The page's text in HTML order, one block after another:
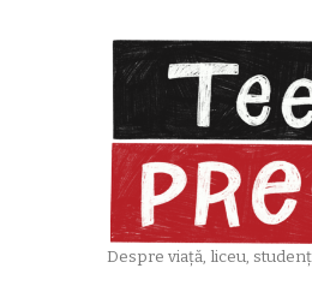
Despre viață, liceu,